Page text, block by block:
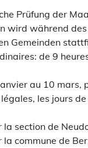
Prüfung der
wird während
Gemeinden
de 9
au 10 mars,
les jours
la section de
la commune de